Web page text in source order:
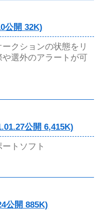
公開 32K)
クションの状態をリ
選外のアラートが可
公開 6,415K)
トソフト
公開 885K)